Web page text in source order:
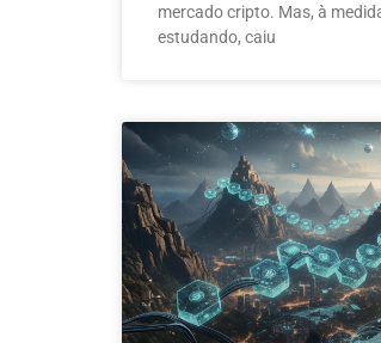
mercado cripto. Mas, à
estudando, caiu